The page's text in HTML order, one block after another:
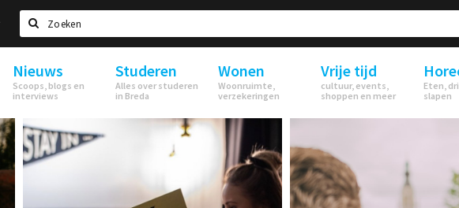
Zoeken
Nieuws
Scoops, blogs en
interviews
Studeren
Alles over studeren
in Breda
Wonen
Woonruimte,
verzekeringen
Vrije tijd
cultuur, events,
shoppen en meer
Eten,
slapen